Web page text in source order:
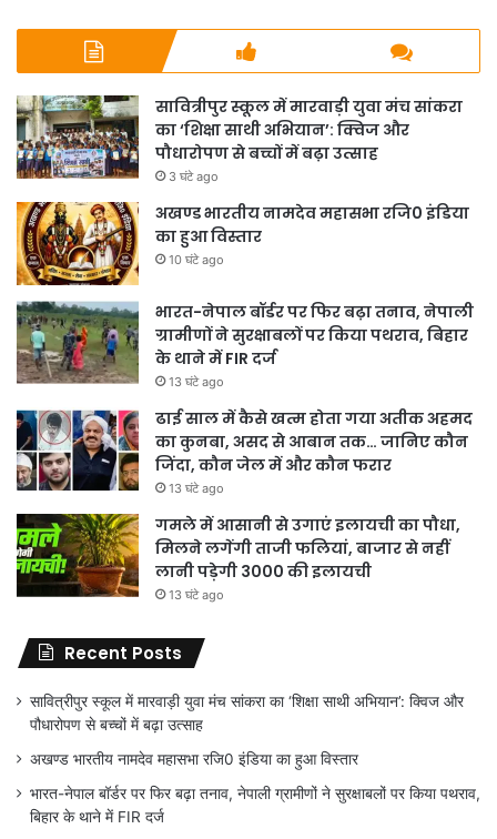
सावित्रीपुर स्कूल में मारवाड़ी युवा मंच सांकरा
का ‘शिक्षा साथी अभियान’: क्विज और
पौधारोपण से बच्चों में बढ़ा उत्साह
3 घंटे ago
अखण्ड भारतीय नामदेव महासभा रजि0 इंडिया
का हुआ विस्तार
10 घंटे ago
भारत-नेपाल बॉर्डर पर फिर बढ़ा तनाव, नेपाली
ग्रामीणों ने सुरक्षाबलों पर किया पथराव, बिहार
के थाने में FIR दर्ज
13 घंटे ago
ढाई साल में कैसे खत्म होता गया अतीक अहमद
का कुनबा, असद से आबान तक… जानिए कौन
जिंदा, कौन जेल में और कौन फरार
13 घंटे ago
गमले में आसानी से उगाएं इलायची का पौधा,
मिलने लगेंगी ताजी फलियां, बाजार से नहीं
लानी पड़ेगी 3000 की इलायची
13 घंटे ago
Recent Posts
सावित्रीपुर स्कूल में मारवाड़ी युवा मंच सांकरा का ‘शिक्षा साथी अभियान’: क्विज और
पौधारोपण से बच्चों में बढ़ा उत्साह
अखण्ड भारतीय नामदेव महासभा रजि0 इंडिया का हुआ विस्तार
भारत-नेपाल बॉर्डर पर फिर बढ़ा तनाव, नेपाली ग्रामीणों ने सुरक्षाबलों पर किया पथराव,
बिहार के थाने में FIR दर्ज